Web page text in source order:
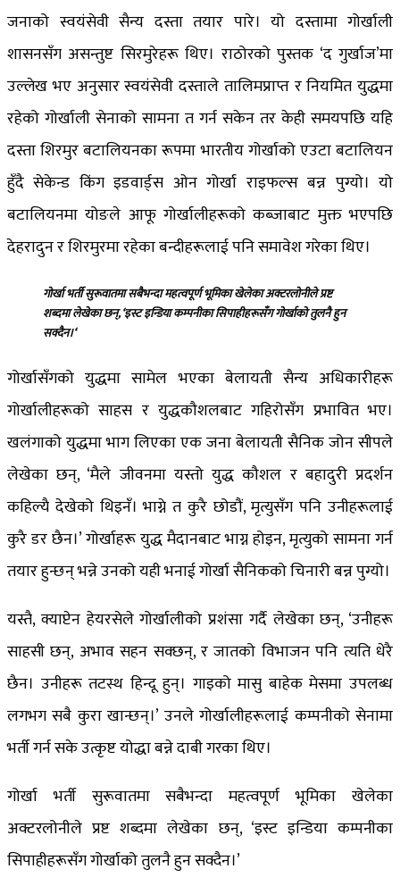
जनाको स्वयंसेवी सैन्य दस्ता तयार पारे। यो दस्तामा गोर्खाली
शासनसँग असन्तुष्ट सिरमुरेहरू थिए। राठोरको पुस्तक ‘द गुर्खाज’मा
उल्लेख भए अनुसार स्वयंसेवी दस्ताले तालिमप्राप्त र नियमित युद्धमा
रहेको गोर्खाली सेनाको सामना त गर्न सकेन तर केही समयपछि यहि
दस्ता शिरमुर बटालियनका रूपमा भारतीय गोर्खाको एउटा बटालियन
हुँदै सेकेन्ड किंग इडवार्ड्स ओन गोर्खा राइफल्स बन्न पुग्यो। यो
बटालियनमा योङले आफू गोर्खालीहरूको कब्जाबाट मुक्त भएपछि
देहरादुन र शिरमुरमा रहेका बन्दीहरूलाई पनि समावेश गरेका थिए।
गोर्खा भर्ती सुरूवातमा सबैभन्दा महत्वपूर्ण भूमिका खेलेका अक्टरलोनीले प्रष्ट
शब्दमा लेखेका छन्, ‘इस्ट इन्डिया कम्पनीका सिपाहीहरूसँग गोर्खाको तुलनै हुन
सक्दैन।‘
गोर्खासँगको युद्धमा सामेल भएका बेलायती सैन्य अधिकारीहरू
गोर्खालीहरूको साहस र युद्धकौशलबाट गहिरोसँग प्रभावित भए।
खलंगाको युद्धमा भाग लिएका एक जना बेलायती सैनिक जोन सीपले
लेखेका छन्, ‘मैले जीवनमा यस्तो युद्ध कौशल र बहादुरी प्रदर्शन
कहिल्यै देखेको थिइनँ। भाग्ने त कुरै छोडौं, मृत्युसँग पनि उनीहरूलाई
कुरै डर छैन।’ गोर्खाहरू युद्ध मैदानबाट भाग्न होइन, मृत्युको सामना गर्न
तयार हुन्छन् भन्ने उनको यही भनाई गोर्खा सैनिकको चिनारी बन्न पुग्यो।
यस्तै, क्याप्टेन हेयरसेले गोर्खालीको प्रशंसा गर्दै लेखेका छन्, ‘उनीहरू
साहसी छन्, अभाव सहन सक्छन्, र जातको विभाजन पनि त्यति धेरै
छैन। उनीहरू तटस्थ हिन्दू हुन्। गाइको मासु बाहेक मेसमा उपलब्ध
लगभग सबै कुरा खान्छन्।’ उनले गोर्खालीहरूलाई कम्पनीको सेनामा
भर्ती गर्न सके उत्कृष्ट योद्धा बन्ने दाबी गरका थिए।
गोर्खा भर्ती सुरूवातमा सबैभन्दा महत्वपूर्ण भूमिका खेलेका
अक्टरलोनीले प्रष्ट शब्दमा लेखेका छन्, ‘इस्ट इन्डिया कम्पनीका
सिपाहीहरूसँग गोर्खाको तुलनै हुन सक्दैन।’